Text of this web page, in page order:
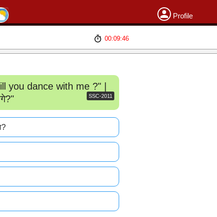
Profile
00:09:46
you dance with me ?" |
SSC-2011